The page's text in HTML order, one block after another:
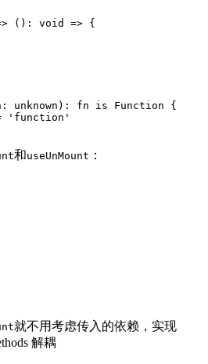
(): void => {
unknown): fn is Function {
'function'
和useUnMount ：
就不用考虑传入的依赖，实现
解耦